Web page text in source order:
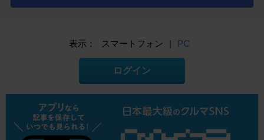
表示： スマートフォン | PC
ログイン